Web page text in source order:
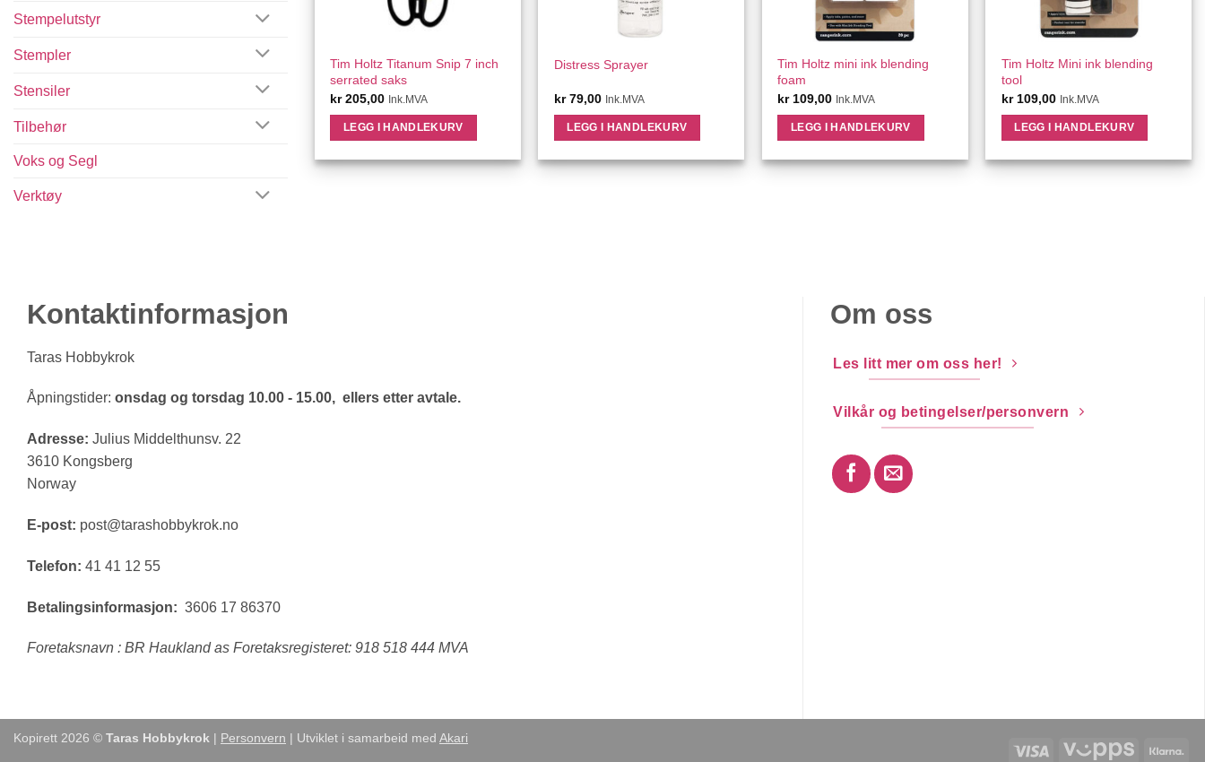
Stempelutstyr
Stempler
Stensiler
Tilbehør
Voks og Segl
Verktøy
QUICK VIEW
Tim Holtz Titanum Snip 7 inch
serrated saks
kr205,00 Ink.MVA
LEGG I HANDLEKURV
QUICK VIEW
Distress Sprayer
kr79,00 Ink.MVA
LEGG I HANDLEKURV
QUICK VIEW
Tim Holtz mini ink blending
foam
kr109,00 Ink.MVA
LEGG I HANDLEKURV
QUICK VIEW
Tim Holtz Mini ink blending
tool
kr109,00 Ink.MVA
LEGG I HANDLEKURV
Kontaktinformasjon
Taras Hobbykrok
Åpningstider: onsdag og torsdag 10.00 - 15.00, ellers etter avtale.
Adresse: Julius Middelthunsv. 22
3610 Kongsberg
Norway
E-post: post@tarashobbykrok.no
Telefon: 41 41 12 55
Betalingsinformasjon: 3606 17 86370
Foretaksnavn : BR Haukland as Foretaksregisteret: 918 518 444 MVA
Om oss
Les litt mer om oss her!
Vilkår og betingelser/personvern
Visa Vipps
Kopirett 2026 © Taras Hobbykrok | Personvern | Utviklet i samarbeid med Akari